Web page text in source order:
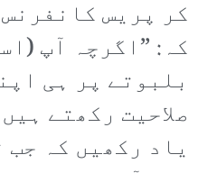
کر پریس
کہ: ”اگرچہ آپ
بلبوتے پر ہی
صلاحیت رکھتے
یاد رکھیں کہ